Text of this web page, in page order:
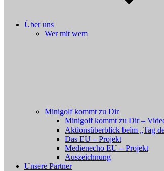
Über uns
Wer mit wem
Minigolf kommt zu Dir
Minigolf kommt zu Dir –
Aktionsüberblick beim „Tag
Das EU – Projekt
Medienecho EU – Projekt
Auszeichnung
Unsere Partner